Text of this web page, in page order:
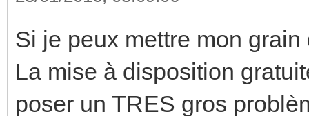
Si je peux mettre mon grain
La mise à disposition
poser un TRES gros